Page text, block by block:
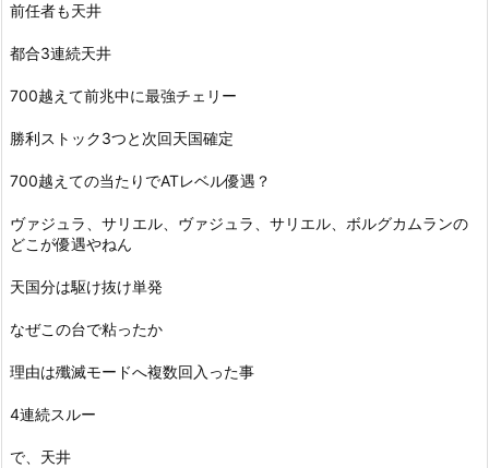
前任者も天井
都合3連続天井
700越えて前兆中に最強チェリー
勝利ストック3つと次回天国確定
700越えての当たりでATレベル優遇？
ヴァジュラ、サリエル、ヴァジュラ、サリエル、ボルグカムランの
どこが優遇やねん
天国分は駆け抜け単発
なぜこの台で粘ったか
理由は殲滅モードへ複数回入った事
4連続スルー
で、天井